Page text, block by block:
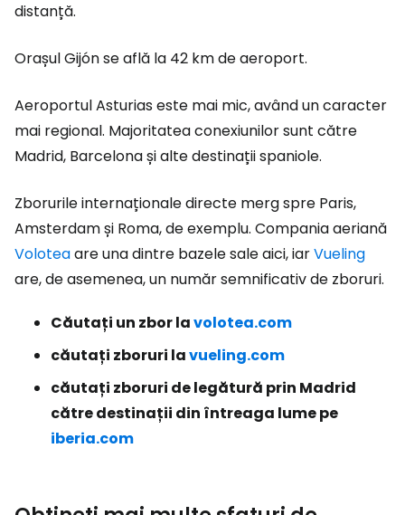
distanță.
Orașul Gijón se află la 42 km de aeroport.
Aeroportul Asturias este mai mic, având un caracter
mai regional. Majoritatea conexiunilor sunt către
Madrid, Barcelona și alte destinații spaniole.
Zborurile internaționale directe merg spre Paris,
Amsterdam și Roma, de exemplu. Compania aeriană
Voloteaare una dintre bazele sale aici, iarVueling
are, de asemenea, un număr semnificativ de zboruri.
Căutați un zbor lavolotea.com
căutați zboruri lavueling.com
căutați zboruri de legătură prin Madrid
către destinații din întreaga lume pe
iberia.com